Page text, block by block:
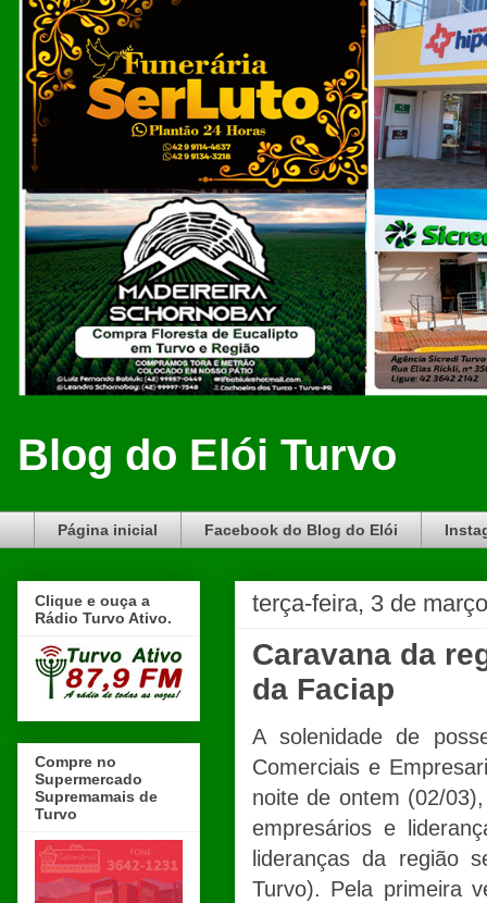
Blog do Elói Turvo
Página inicial Facebook do Blog do Elói
terça-feira, 3 de
Caravana da
da Faciap
A solenidade de
Comerciais e
noite de ontem (02/
empresários e
lideranças da região
Turvo). Pela primeira
Clique e ouça a
Rádio Turvo Ativo.
Compre no
Supermercado
Supremamais de
Turvo